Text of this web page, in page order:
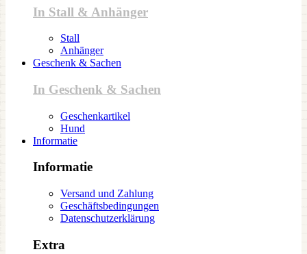
In Stall & Anhänger
Stall
Anhänger
Geschenk & Sachen
In Geschenk & Sachen
Geschenkartikel
Hund
Informatie
Informatie
Versand und Zahlung
Geschäftsbedingungen
Datenschutzerklärung
Extra